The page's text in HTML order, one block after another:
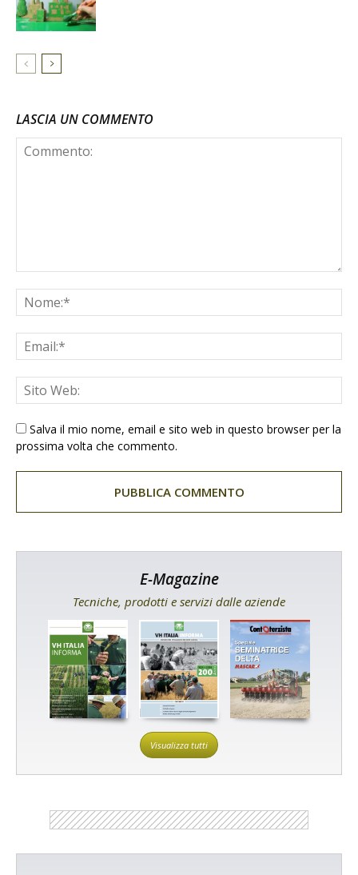
LASCIA UN COMMENTO
Salva il mio nome, email e sito web in questo browser per la
prossima volta che commento.
E-Magazine
Tecniche, prodotti e servizi dalle aziende
Visualizza tutti